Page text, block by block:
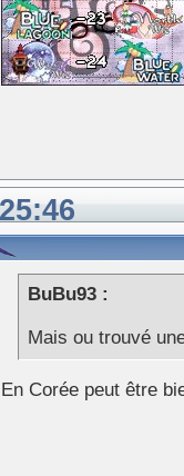
BuBu93 :
Mais ou trouvé
En Corée peut être